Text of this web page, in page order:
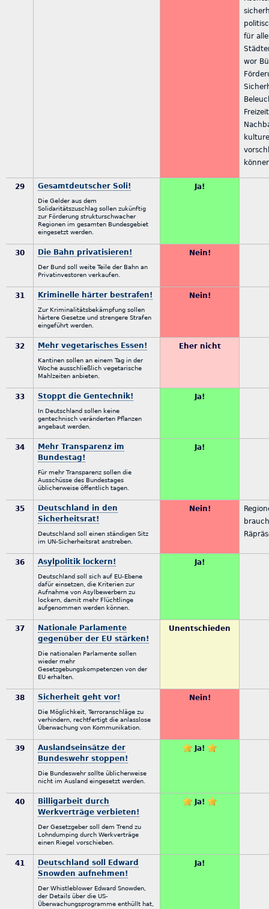
für
wor
29 Gesamtdeutscher Soli!
Die Gelder aus dem
Solidaritätszuschlag sollen zukünftig
zur Förderung strukturschwacher
Regionen im gesamten Bundesgebiet
eingesetzt werden.
Ja!
30 Die Bahn privatisieren!
Der Bund soll weite Teile der Bahn an
Privatinvestoren verkaufen.
Nein!
31 Kriminelle härter bestrafen!
Zur Kriminalitätsbekämpfung sollen
härtere Gesetze und strengere Strafen
eingeführt werden.
Nein!
32 Mehr vegetarisches Essen!
Kantinen sollen an einem Tag in der
Woche ausschließlich vegetarische
Mahlzeiten anbieten.
Eher nicht
33 Stoppt die Gentechnik!
In Deutschland sollen keine
gentechnisch veränderten Pflanzen
angebaut werden.
Ja!
34
Mehr Transparenz im
Bundestag!
Für mehr Transparenz sollen die
Ausschüsse des Bundestages
üblicherweise öffentlich tagen.
Ja!
35
Deutschland in den
Sicherheitsrat!
Deutschland soll einen ständigen Sitz
im UN-Sicherheitsrat anstreben.
Nein!
36 Asylpolitik lockern!
Deutschland soll sich auf EU-Ebene
dafür einsetzen, die Kriterien zur
Aufnahme von Asylbewerbern zu
lockern, damit mehr Flüchtlinge
aufgenommen werden können.
Ja!
37
Nationale Parlamente
gegenüber der EU stärken!
Die nationalen Parlamente sollen
wieder mehr
Gesetzgebungskompetenzen von der
EU erhalten.
Unentschieden
38 Sicherheit geht vor!
Die Möglichkeit, Terroranschläge zu
verhindern, rechtfertigt die anlasslose
Überwachung von Kommunikation.
Nein!
39
Auslandseinsätze der
Bundeswehr stoppen!
Die Bundeswehr sollte üblicherweise
nicht im Ausland eingesetzt werden.
Ja!
40
Billigarbeit durch
Werkverträge verbieten!
Der Gesetzgeber soll dem Trend zu
Lohndumping durch Werkverträge
einen Riegel vorschieben.
Ja!
41
Deutschland soll Edward
Snowden aufnehmen!
Der Whistleblower Edward Snowden,
der Details über die US-
Überwachungsprogramme enthüllt hat,
Ja!